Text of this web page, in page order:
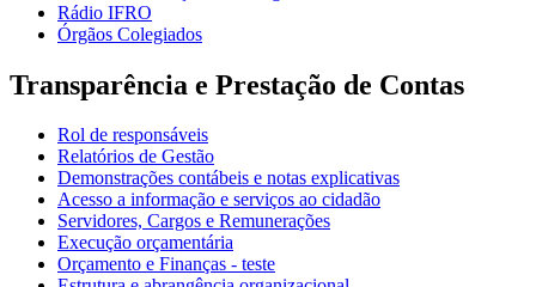
Rádio IFRO
Órgãos Colegiados
Transparência e Prestação de Contas
Rol de responsáveis
Relatórios de Gestão
Demonstrações contábeis e notas explicativas
Acesso a informação e serviços ao cidadão
Servidores, Cargos e Remunerações
Execução orçamentária
Orçamento e Finanças - teste